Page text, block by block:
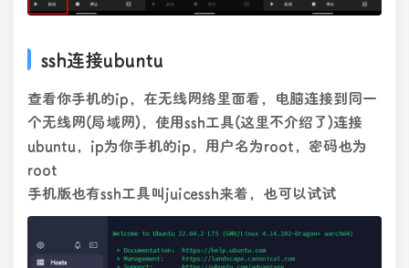
ssh连接ubuntu
查看你手机的ip，在无线网络里面看，电脑连接到同一
个无线网(局域网)，使用ssh工具(这里不介绍了)连接
ubuntu，ip为你手机的ip，用户名为root，密码也为
root
手机版也有ssh工具叫juicessh来着，也可以试试